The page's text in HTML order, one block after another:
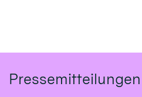
Pressemitteilungen